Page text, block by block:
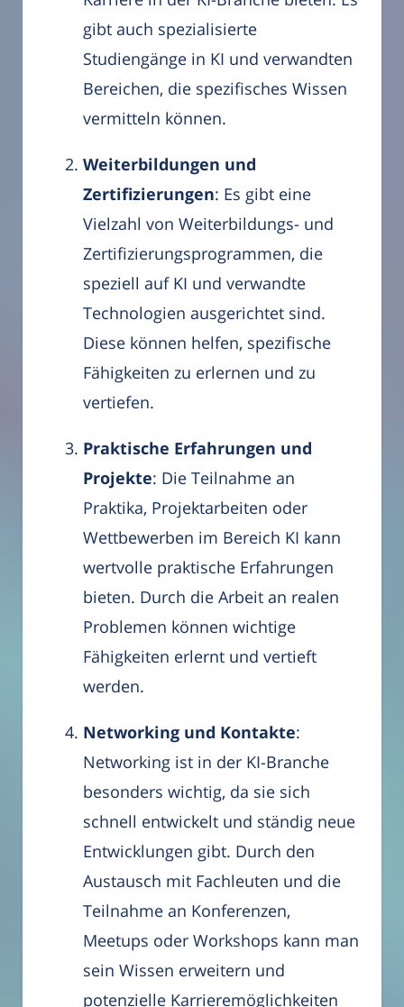
gibt auch spezialisierte
Studiengänge in KI und verwandten
Bereichen, die spezifisches Wissen
vermitteln können.
Weiterbildungen und
Zertifizierungen: Es gibt eine
Vielzahl von Weiterbildungs- und
Zertifizierungsprogrammen, die
speziell auf KI und verwandte
Technologien ausgerichtet sind.
Diese können helfen, spezifische
Fähigkeiten zu erlernen und zu
vertiefen.
Praktische Erfahrungen und
Projekte: Die Teilnahme an
Praktika, Projektarbeiten oder
Wettbewerben im Bereich KI kann
wertvolle praktische Erfahrungen
bieten. Durch die Arbeit an realen
Problemen können wichtige
Fähigkeiten erlernt und vertieft
werden.
Networking und Kontakte:
Networking ist in der KI-Branche
besonders wichtig, da sie sich
schnell entwickelt und ständig neue
Entwicklungen gibt. Durch den
Austausch mit Fachleuten und die
Teilnahme an Konferenzen,
Meetups oder Workshops kann man
sein Wissen erweitern und
potenzielle Karrieremöglichkeiten